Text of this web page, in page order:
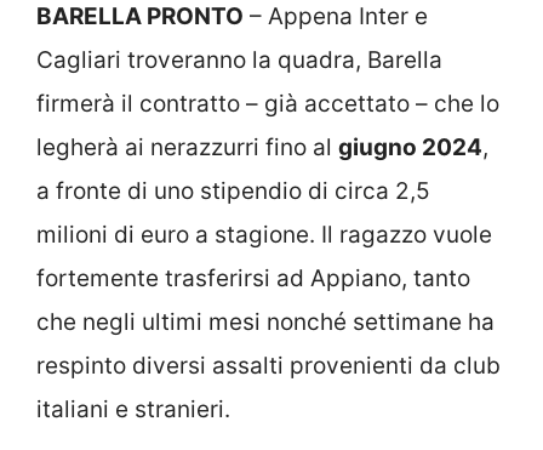
BARELLA PRONTO – Appena Inter e
Cagliari troveranno la quadra, Barella
firmerà il contratto – già accettato – che lo
legherà ai nerazzurri fino al giugno 2024,
a fronte di uno stipendio di circa 2,5
milioni di euro a stagione. Il ragazzo vuole
fortemente trasferirsi ad Appiano, tanto
che negli ultimi mesi nonché settimane ha
respinto diversi assalti provenienti da club
italiani e stranieri.